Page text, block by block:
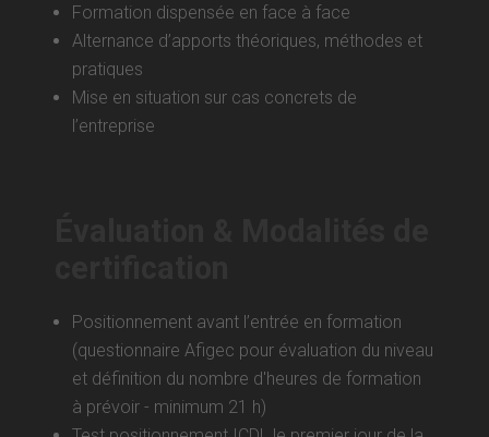
Formation dispensée en face à face
Alternance d’apports théoriques, méthodes et
pratiques
Mise en situation sur cas concrets de
l’entreprise
Positionnement avant l’entrée en formation
(questionnaire Afigec pour évaluation du niveau
et définition du nombre d'heures de formation
à prévoir - minimum 21 h)